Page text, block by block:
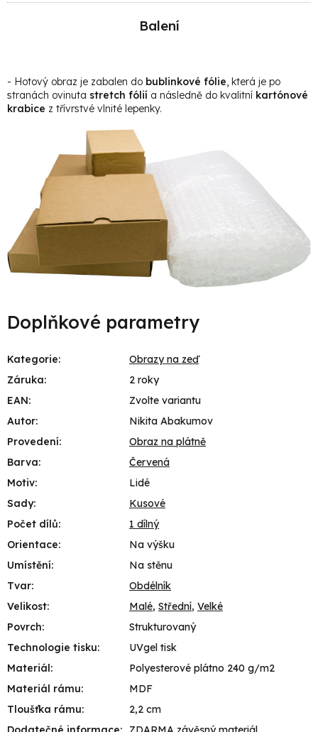
Balení
- Hotový obraz je zabalen do bublinkové fólie, která je po
stranách ovinuta stretch fólií a následně do kvalitní kartónové
krabice z třívrstvé vlnité lepenky.
Doplňkové parametry
Kategorie:
Obrazy na zeď
Záruka:
2 roky
EAN:
Zvolte variantu
Autor:
Nikita Abakumov
Provedení:
Obraz na plátně
Barva:
Červená
Motiv:
Lidé
Sady:
Kusové
Počet dílů:
1 dílný
Orientace:
Na výšku
Umístění:
Na stěnu
Tvar:
Obdélník
Velikost: Malé, Střední, Velké
Povrch:
Strukturovaný
Technologie tisku:
UVgel tisk
Materiál:
Polyesterové plátno 240 g/m2
Materiál rámu:
MDF
Tloušťka rámu:
2,2 cm